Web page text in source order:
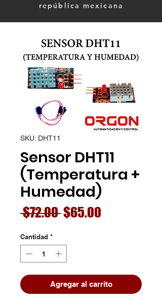
república mexicana
SKU: DHT11
Sensor DHT11
(Temperatura +
Humedad)
$72.00 Precio
$65.00
Cantidad *
Agregar al carrito